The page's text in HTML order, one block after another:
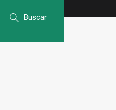
Buscar